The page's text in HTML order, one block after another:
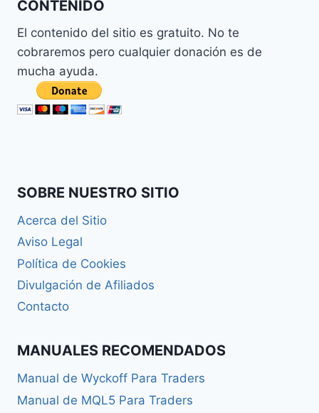
CONTENIDO
El contenido del sitio es gratuito. No te
cobraremos pero cualquier donación es de
mucha ayuda.
SOBRE NUESTRO SITIO
Acerca del Sitio
Aviso Legal
Política de Cookies
Divulgación de Afiliados
Contacto
MANUALES RECOMENDADOS
Manual de Wyckoff Para Traders
Manual de MQL5 Para Traders